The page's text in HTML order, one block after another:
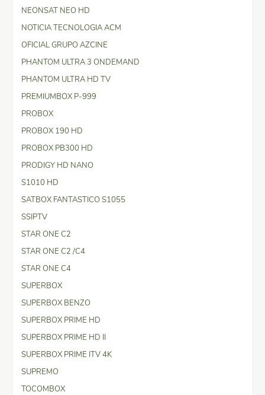
NEONSAT NEO HD
NOTICIA TECNOLOGIA ACM
OFICIAL GRUPO AZCINE
PHANTOM ULTRA 3 ONDEMAND
PHANTOM ULTRA HD TV
PREMIUMBOX P-999
PROBOX
PROBOX 190 HD
PROBOX PB300 HD
PRODIGY HD NANO
S1010 HD
SATBOX FANTASTICO S1055
SSIPTV
STAR ONE C2
STAR ONE C2 /C4
STAR ONE C4
SUPERBOX
SUPERBOX BENZO
SUPERBOX PRIME HD
SUPERBOX PRIME HD II
SUPERBOX PRIME ITV 4K
SUPREMO
TOCOMBOX